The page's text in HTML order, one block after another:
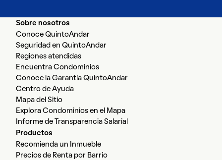
Sobre nosotros
Conoce QuintoAndar
Seguridad en QuintoAndar
Regiones atendidas
Encuentra Condominios
Conoce la Garantía QuintoAndar
Centro de Ayuda
Mapa del Sitio
Explora Condominios en el Mapa
Informe de Transparencia Salarial
Productos
Recomienda un Inmueble
Precios de Renta por Barrio